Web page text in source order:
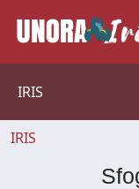
IRIS
IRIS